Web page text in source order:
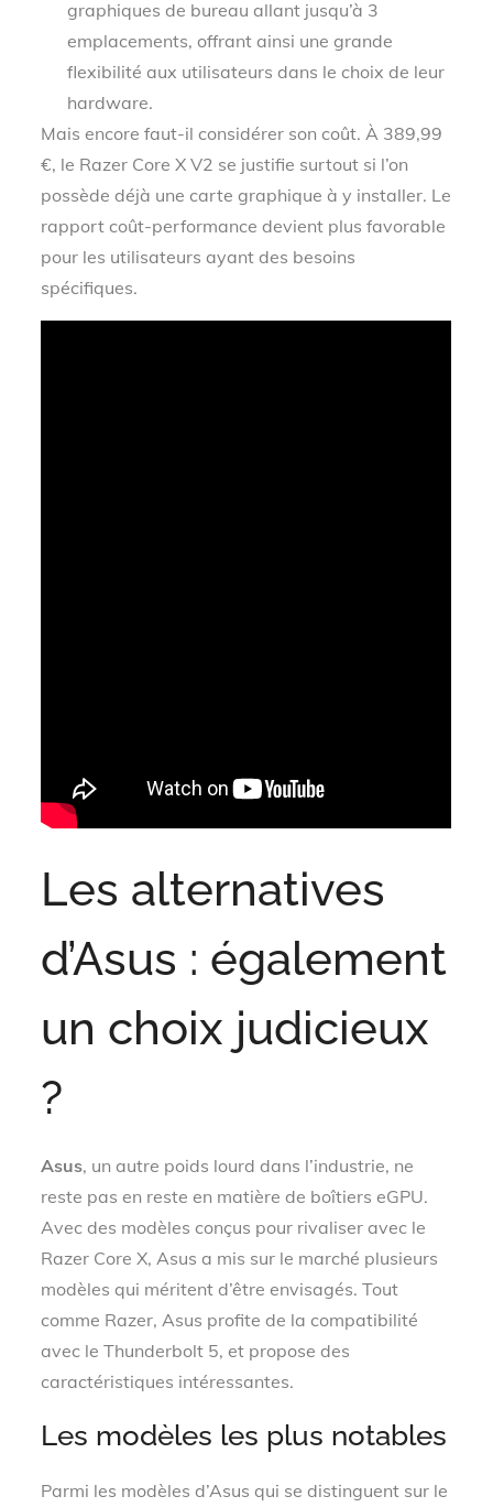
graphiques de bureau allant jusqu’à 3
emplacements, offrant ainsi une grande
flexibilité aux utilisateurs dans le choix de leur
hardware.
Mais encore faut-il considérer son coût. À 389,99
€, le Razer Core X V2 se justifie surtout si l’on
possède déjà une carte graphique à y installer. Le
rapport coût-performance devient plus favorable
pour les utilisateurs ayant des besoins
spécifiques.
Les alternatives
d’Asus : également
un choix judicieux
?
Asus, un autre poids lourd dans l’industrie, ne
reste pas en reste en matière de boîtiers eGPU.
Avec des modèles conçus pour rivaliser avec le
Razer Core X, Asus a mis sur le marché plusieurs
modèles qui méritent d’être envisagés. Tout
comme Razer, Asus profite de la compatibilité
avec le Thunderbolt 5, et propose des
caractéristiques intéressantes.
Les modèles les plus notables
Parmi les modèles d’Asus qui se distinguent sur le